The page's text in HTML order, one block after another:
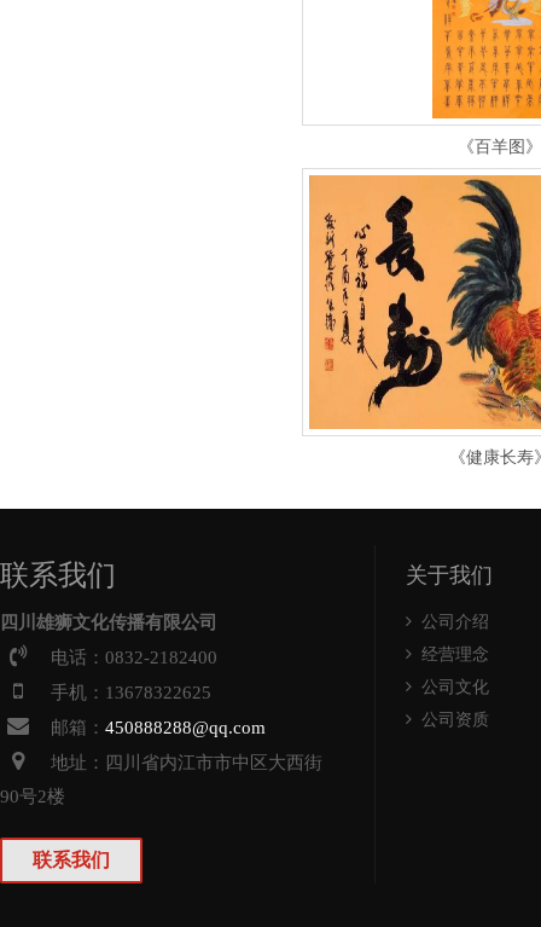
《百羊图》
《健康长寿
联系我们
四川雄狮文化传播有限公司
电话：0832-2182400
手机：13678322625
邮箱： 450888288@qq.com
地址：四川省内江市市中 区大西街
90号2楼
联系我们
关于我们
公司介绍
经营理念
公司文化
公司资质